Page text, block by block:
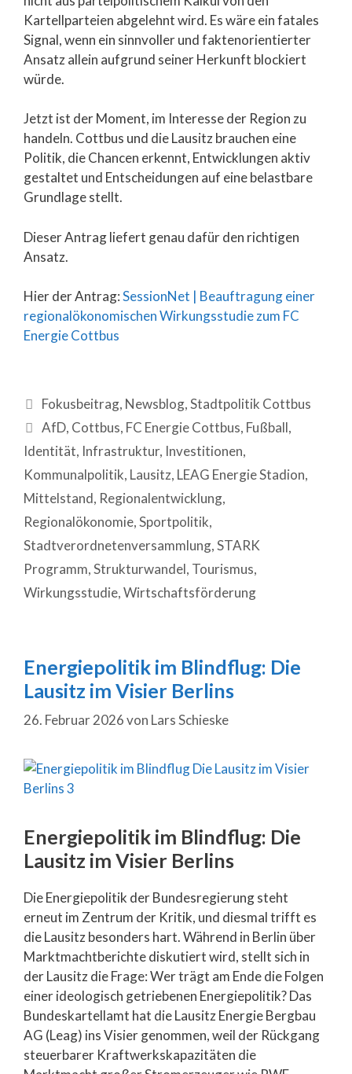
Kartellparteien abgelehnt wird. Es wäre ein fatales
Signal, wenn ein sinnvoller und faktenorientierter
Ansatz allein aufgrund seiner Herkunft blockiert
würde.
Jetzt ist der Moment, im Interesse der Region zu
handeln. Cottbus und die Lausitz brauchen eine
Politik, die Chancen erkennt, Entwicklungen aktiv
gestaltet und Entscheidungen auf eine belastbare
Grundlage stellt.
Dieser Antrag liefert genau dafür den richtigen
Ansatz.
Hier der Antrag:SessionNet | Beauftragung einer
regionalökonomischen Wirkungsstudie zum FC
Energie Cottbus
Fokusbeitrag, Newsblog,Stadtpolitik Cottbus
AfD, Cottbus, FC Energie Cottbus, Fußball,
Identität, Infrastruktur, Investitionen,
Kommunalpolitik, Lausitz, LEAG Energie Stadion,
Mittelstand, Regionalentwicklung,
Regionalökonomie,Sportpolitik,
Stadtverordnetenversammlung,STARK
Programm,Strukturwandel, Tourismus,
Wirkungsstudie,Wirtschaftsförderung
Energiepolitik im Blindflug: Die
Lausitz im Visier Berlins
26. Februar 2026von Lars Schieske
Energiepolitik im Blindflug: Die
Lausitz im Visier Berlins
Die Energiepolitik der Bundesregierung steht
erneut im Zentrum der Kritik, und diesmal trifft es
die Lausitz besonders hart. Während in Berlin über
Marktmachtberichte diskutiert wird, stellt sich in
der Lausitz die Frage: Wer trägt am Ende die Folgen
einer ideologisch getriebenen Energiepolitik? Das
Bundeskartellamt hat die Lausitz Energie Bergbau
AG (Leag) ins Visier genommen, weil der Rückgang
steuerbarer Kraftwerkskapazitäten die